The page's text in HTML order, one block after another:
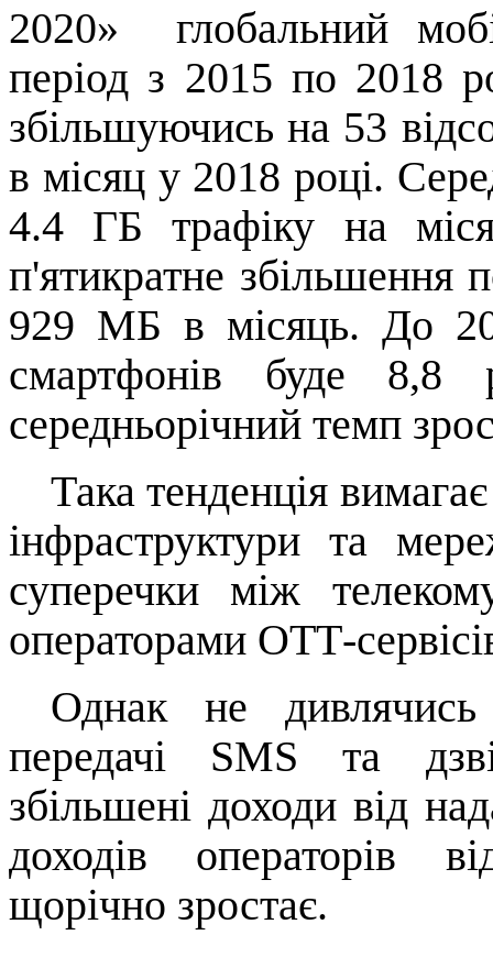
2020»
глобальний
період з 2015 по 2018
збільшуючись на 53
в місяцу 2018 році.
4.4 ГБ трафіку на
п'ятикратне збільшення
929 МБ в місяць. До
смартфонів буде 8,8
середньорічний темп
Така тенденція
інфраструктури та
суперечки між
операторами OTT-
Однак не
передачі SMS
та
збільшені доходи від
доходів операторів
щорічно зростає.